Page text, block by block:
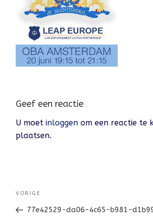
Geef een reactie
U moet inloggen om een reactie te
plaatsen.
Vorig
bericht
VORIGE
77e42529-da06-4c65-b981-